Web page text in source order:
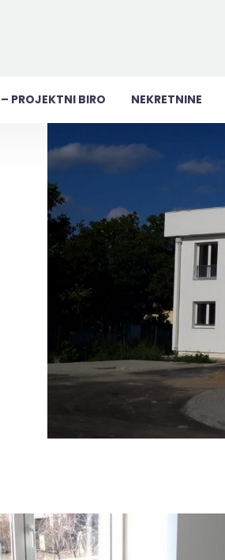
– PROJEKTNI BIRO NEKRETNINE